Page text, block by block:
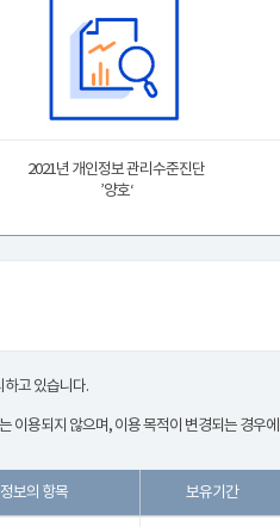
2021년 개인정보 관리수준진단
’양호‘
고 있습니다.
이용되지 않으며, 이용 목적이 변경되는 경우에
보의 항목 보유기간